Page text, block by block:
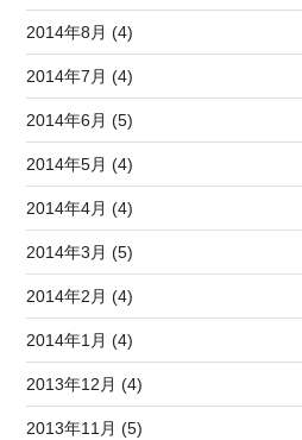
2014年8月 (4)
2014年7月 (4)
2014年6月 (5)
2014年5月 (4)
2014年4月 (4)
2014年3月 (5)
2014年2月 (4)
2014年1月 (4)
2013年12月 (4)
2013年11月 (5)